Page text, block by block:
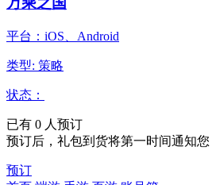
平台：iOS、Android
类型: 策略
状态：
已有 0 人预订
预订后，礼包到货将第一时间通知您
预订